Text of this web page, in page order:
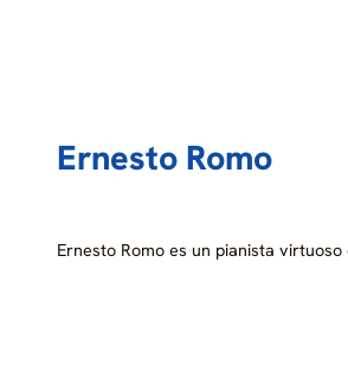
Ernesto Romo
Ernesto Romo es un pianista